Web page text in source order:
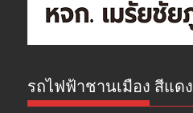
รถไฟฟ้าชานเมือง สีแดง